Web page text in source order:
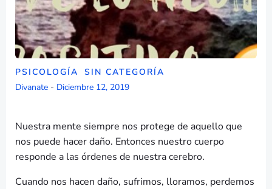
PSICOLOGÍA
SIN CATEGORÍA
Divanate - Diciembre 12, 2019
Nuestra mente siempre nos protege de aquello que
nos puede hacer daño. Entonces nuestro cuerpo
responde a las órdenes de nuestra cerebro.
Cuando nos hacen daño, sufrimos, lloramos, perdemos